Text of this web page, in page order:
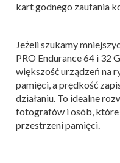
kart godnego zaufania
Jeżeli szukamy
PRO Endurance 64 i 32
większość urządzeń na
pamięci, a prędkość
działaniu. To idealne
fotografów i osób,
przestrzeni pamięci.